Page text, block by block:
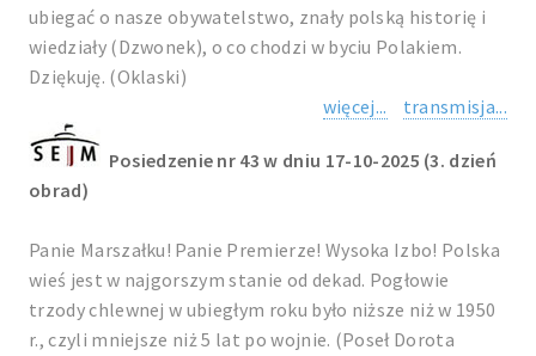
ubiegać o nasze obywatelstwo, znały polską historię i
wiedziały (Dzwonek), o co chodzi w byciu Polakiem.
Dziękuję. (Oklaski)
więcej...
transmisja...
Posiedzenie nr 43 w dniu 17-10-2025 (3. dzień
obrad)
Panie Marszałku! Panie Premierze! Wysoka Izbo! Polska
wieś jest w najgorszym stanie od dekad. Pogłowie
trzody chlewnej w ubiegłym roku było niższe niż w 1950
r., czyli mniejsze niż 5 lat po wojnie. (Poseł Dorota